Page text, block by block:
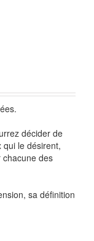
décider de
qui le désirent,
chacune des
sa définition